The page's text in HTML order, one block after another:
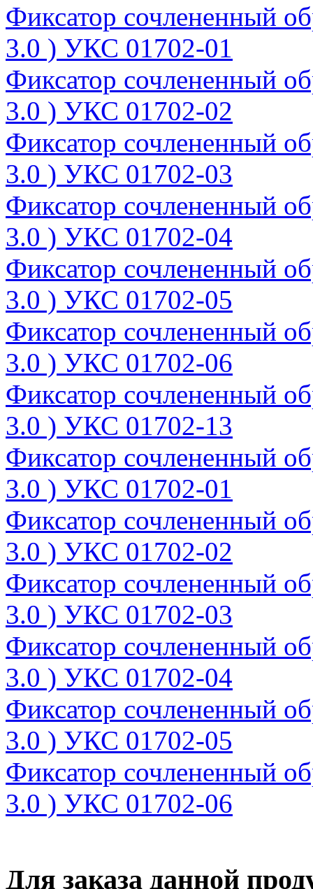
Фиксатор сочлененный
3.0 ) УКС 01702-01
Фиксатор сочлененный
3.0 ) УКС 01702-02
Фиксатор сочлененный
3.0 ) УКС 01702-03
Фиксатор сочлененный
3.0 ) УКС 01702-04
Фиксатор сочлененный
3.0 ) УКС 01702-05
Фиксатор сочлененный
3.0 ) УКС 01702-06
Фиксатор сочлененный
3.0 ) УКС 01702-13
Фиксатор сочлененный
3.0 ) УКС 01702-01
Фиксатор сочлененный
3.0 ) УКС 01702-02
Фиксатор сочлененный
3.0 ) УКС 01702-03
Фиксатор сочлененный
3.0 ) УКС 01702-04
Фиксатор сочлененный
3.0 ) УКС 01702-05
Фиксатор сочлененный
3.0 ) УКС 01702-06
Для заказа данной